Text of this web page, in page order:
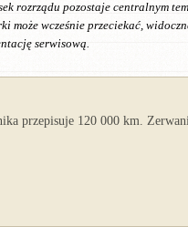
rozrządu pozostaje centralnym
wcześnie przeciekać,
serwisową.
przepisuje 120 000 km.